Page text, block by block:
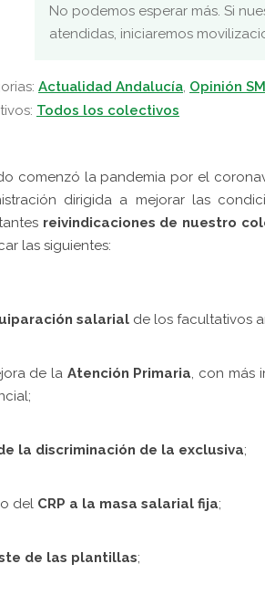
No podemos esperar más. Si
atendidas, iniciaremos
Actualidad Andalucía Opinión
Todos los colectivos
comenzó la pandemia por el
dirigida a mejorar las
reivindicaciones de nuestro
las siguientes:
salarial de los facultativos
de la Atención Primaria , con
la discriminación de la exclusiva;
del CRP a la masa salarial fija;
de las plantillas;